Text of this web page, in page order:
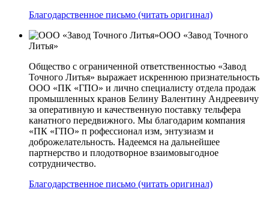
Благодарственное письмо (читать оригинал)
ООО «Завод Точного
Литья»
Общество с ограниченной ответственностью «Завод
Точного Литья» выражает искреннюю признательность
ООО «ПК «ГПО» и лично специалисту отдела продаж
промышленных кранов Белину Валентину Андреевичу
за оперативную и качественную поставку тельфера
канатного передвижного. Мы благодарим компания
«ПК «ГПО» п рофессионал изм, энтузиазм и
доброжелательность. Надеемся на дальнейшее
партнерство и плодотворное взаимовыгодное
сотрудничество.
Благодарственное письмо (читать оригинал)